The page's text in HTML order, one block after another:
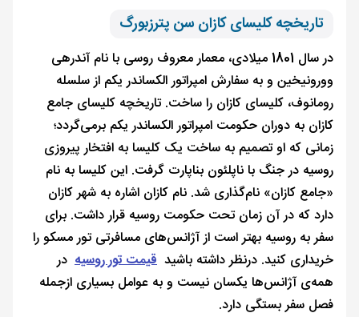
تاریخچه کلیسای کازان سن پترزبورگ
در سال 1801 میلادی، معمار معروف روسی با نام آندرهی
وورونیخین و به سفارش امپراتور الکساندر یکم از سلسله
رومانوف، کلیسای کازان را ساخت. تاریخچه کلیسای جامع
کازان به دوران حکومت امپراتور الکساندر یکم برمی‌گردد؛
زمانی که او تصمیم به ساخت یک کلیسا به افتخار پیروزی
روسیه در جنگ با ناپلئون بناپارت گرفت. این کلیسا به نام
«جامع کازان» نام‌گذاری شد. نام کازان اشاره به شهر کازان
دارد که در آن زمان تحت حکومت روسیه قرار داشت. برای
سفر به روسیه بهتر است از آژانس‌های مسافرتی تور مسکو را
خریداری کنید. درنظر داشته باشید قیمت تور روسیه در
همه‌ی آژانس‌ها یکسان نیست و به عوامل بسیاری ازجمله
فصل سفر بستگی دارد.